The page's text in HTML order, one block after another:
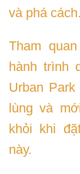
và phá cách.
Tham
hành trình
Urban
lùng và
khỏi khi
này.